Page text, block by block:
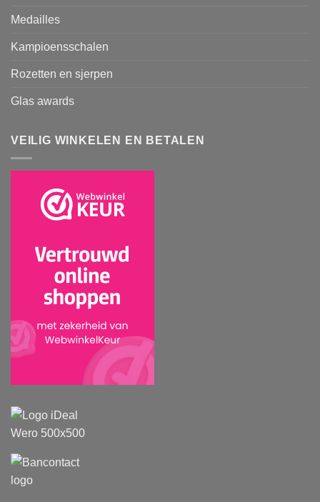
Medailles
Kampioensschalen
Rozetten en sjerpen
Glas awards
VEILIG WINKELEN EN BETALEN